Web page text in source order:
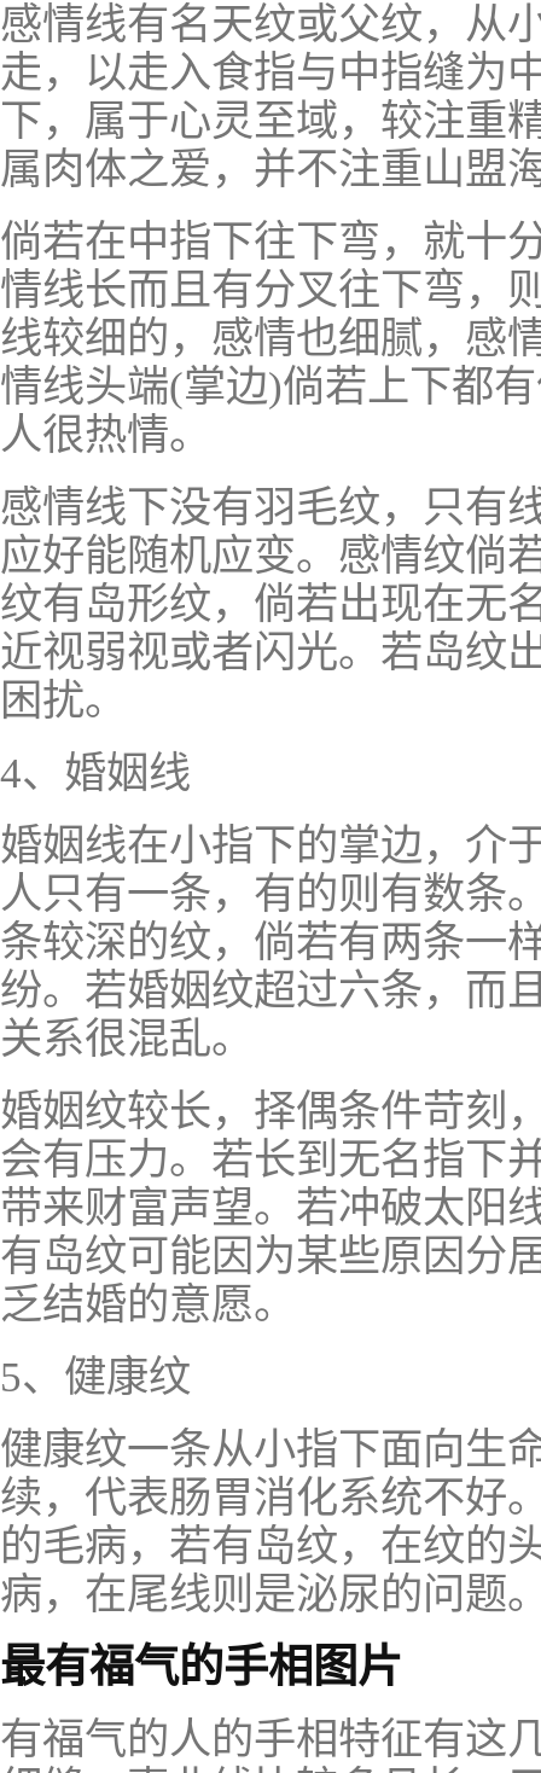
感情线有名天纹或父纹，从
走，以走入食指与中指缝为
下，属于心灵至域，较注重
属肉体之爱，并不注重山盟
倘若在中指下往下弯，就十
情线长而且有分叉往下弯，
线较细的，感情也细腻，感
情线头端(掌边)倘若上下都
人很热情。
感情线下没有羽毛纹，只有
应好能随机应变。感情纹倘
纹有岛形纹，倘若出现在无
近视弱视或者闪光。若岛纹
困扰。
4、婚姻线
婚姻线在小指下的掌边，介
人只有一条，有的则有数条
条较深的纹，倘若有两条一
纷。若婚姻纹超过六条，而
关系很混乱。
婚姻纹较长，择偶条件苛刻
会有压力。若长到无名指下
带来财富声望。若冲破太阳
有岛纹可能因为某些原因分
乏结婚的意愿。
5、健康纹
健康纹一条从小指下面向生
续，代表肠胃消化系统不好
的毛病，若有岛纹，在纹的
病，在尾线则是泌尿的问题
最有福气的手相图片
有福气的人的手相特征有这